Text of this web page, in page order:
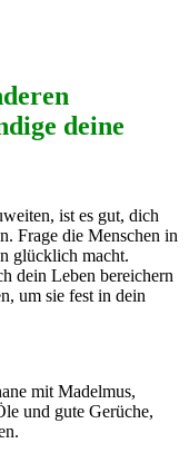
deine
ist es gut, dich
Frage die Menschen in
glücklich macht.
dein Leben bereichern
um sie fest in dein
mit Madelmus,
und gute Gerüche,